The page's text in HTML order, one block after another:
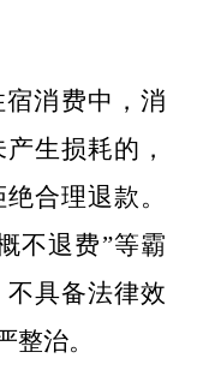
消费中，消
生损耗的，
合理退款。
不退费”等霸
具备法律效
整治。